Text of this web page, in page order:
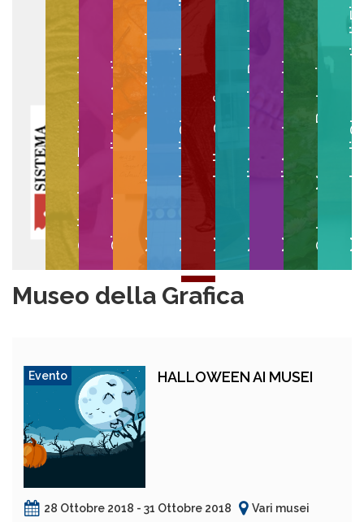
Collezioni EgittologicheGipsoteca di Arte AnticaMuseo Anatomico VeterinarioMuseo degli Strumenti per il CalcoloMuseo della GraficaMuseo di Anatomia PatologicaMuseo di Anatomia UmanaOrto e Museo BotanicoMuseo degli
Museo della Grafica
Evento HALLOWEEN AI MUSEI
28 Ottobre 2018 - 31 Ottobre 2018
Vari musei